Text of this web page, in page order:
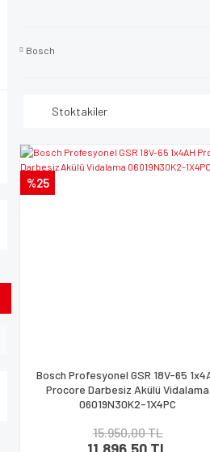
Bosch
Stoktakiler
%25
Bosch Profesyonel GSR 18V-65
Procore Darbesiz Akülü Vidalama
06019N30K2-1X4PC
15.950,00 TL